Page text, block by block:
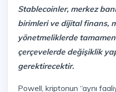
Stablecoinler, merkez
birimleri ve dijital finans,
yönetmeliklerde
çerçevelerde değişiklik
gerektirecektir.
Powell, kriptonun “aynı faaliyet, aynı düzenleme”